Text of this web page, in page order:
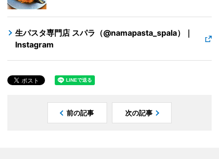
生パスタ専門店 スパラ（@namapasta_spala）｜
Instagram
前の記事 次の記事